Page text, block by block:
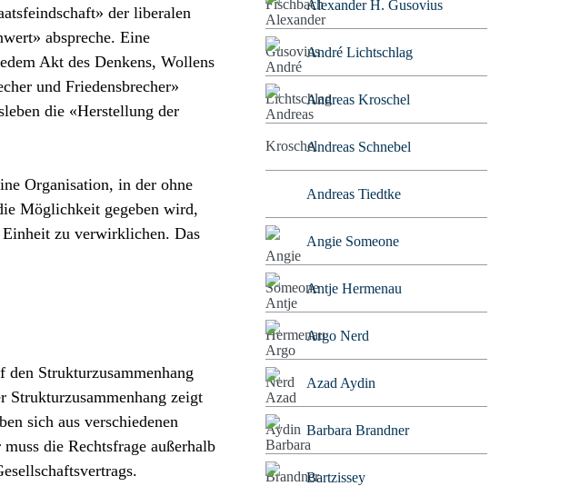
der liberalen
abspreche. Eine
Akt des Denkens, Wollens
und Friedensbrecher»
die «Herstellung der
Organisation, in der ohne
Möglichkeit gegeben wird,
Einheit zu verwirklichen. Das
Strukturzusammenhang
Strukturzusammenhang zeigt
sich aus verschiedenen
die Rechtsfrage außerhalb
Alexander H. Gusovius
André Lichtschlag
Andreas Kroschel
Andreas Schnebel
Andreas Tiedtke
Angie Someone
Antje Hermenau
Argo Nerd
Azad Aydin
Barbara Brandner
Bartzissey